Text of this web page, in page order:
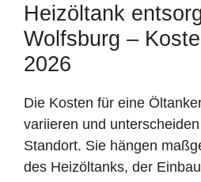
Heizöltank
Wolfsburg –
2026
Die Kosten für eine
variieren und
Standort. Sie hängen
des Heizöltanks, der